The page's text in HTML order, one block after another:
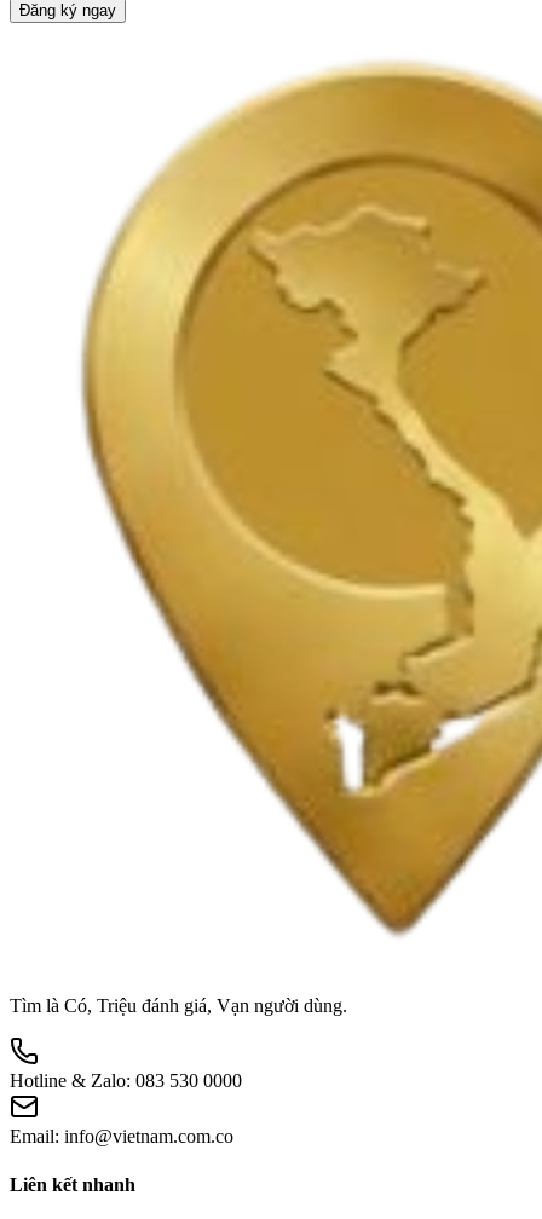
Đăng ký ngay
Tìm là Có, Triệu đánh giá, Vạn người dùng.
Hotline & Zalo: 083 530 0000
Email: info@vietnam.com.co
Liên kết nhanh